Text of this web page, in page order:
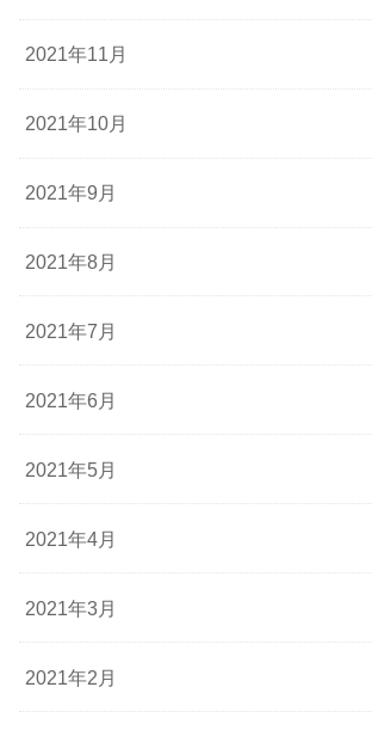
2021年11月
2021年10月
2021年9月
2021年8月
2021年7月
2021年6月
2021年5月
2021年4月
2021年3月
2021年2月